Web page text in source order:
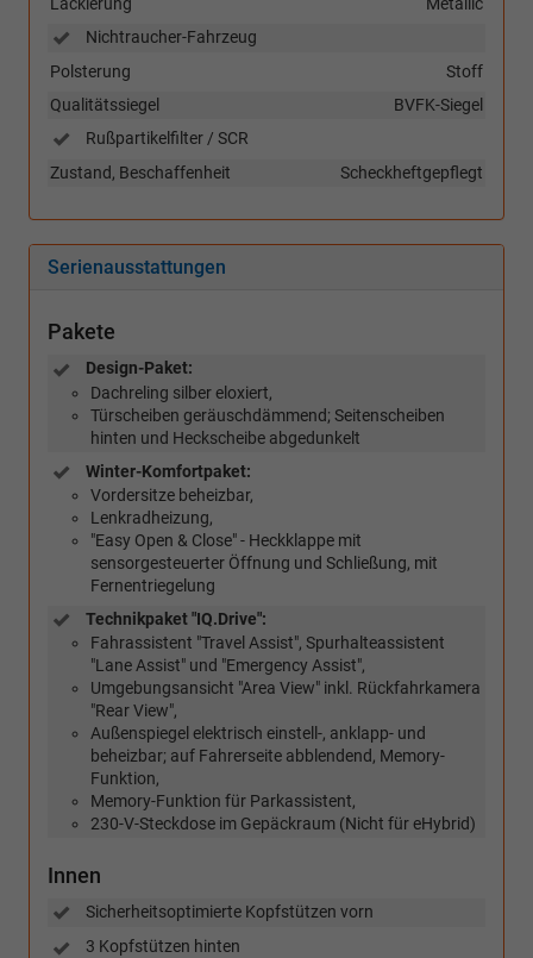
Nichtraucher-Fahrzeug
Stoff
Polsterung
BVFK-Siegel
Qualitätssiegel
Rußpartikelfilter / SCR
Scheckheftgepflegt
Zustand, Beschaffenheit
Serienausstattungen
Pakete
Design-Paket:
Dachreling silber eloxiert,
Türscheiben geräuschdämmend; Seitenscheiben
hinten und Heckscheibe abgedunkelt
Winter-Komfortpaket:
Vordersitze beheizbar,
Lenkradheizung,
"Easy Open & Close" - Heckklappe mit
sensorgesteuerter Öffnung und Schließung, mit
Fernentriegelung
Technikpaket "IQ.Drive":
Fahrassistent "Travel Assist", Spurhalteassistent
"Lane Assist" und "Emergency Assist",
Umgebungsansicht "Area View" inkl. Rückfahrkamera
"Rear View",
Außenspiegel elektrisch einstell-, anklapp- und
beheizbar; auf Fahrerseite abblendend, Memory-
Funktion,
Memory-Funktion für Parkassistent,
230-V-Steckdose im Gepäckraum (Nicht für eHybrid)
Innen
Sicherheitsoptimierte Kopfstützen vorn
3 Kopfstützen hinten